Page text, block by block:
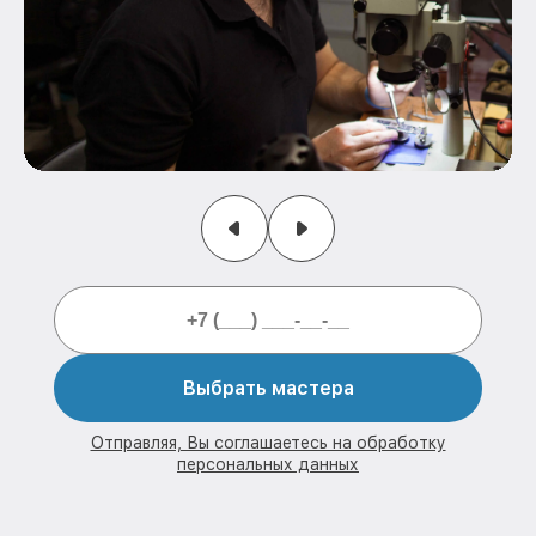
Выбрать мастера
Отправляя, Вы соглашаетесь на обработку
персональных данных